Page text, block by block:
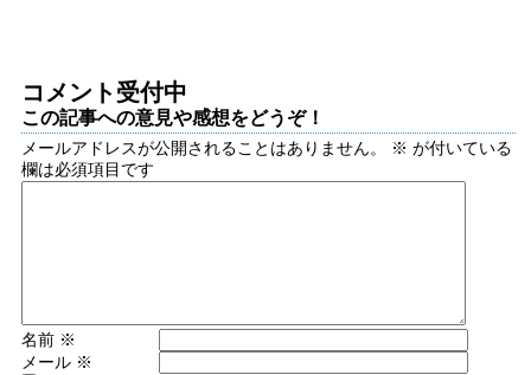
コメント受付中
この記事への意見や感想をどうぞ！
メールアドレスが公開されることはありません。 ※ が付いている
欄は必須項目です
名前 ※
メール ※